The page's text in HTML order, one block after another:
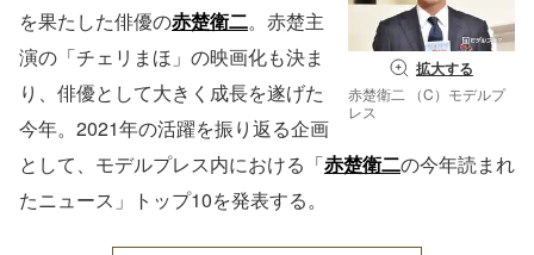
拡大する
赤楚衛二 （C）モデルプ
レス
を果たした俳優の赤楚衛二。赤楚主
演の「チェリまほ」の映画化も決ま
り、俳優として大きく成長を遂げた
今年。2021年の活躍を振り返る企画
として、モデルプレス内における「赤楚衛二の今年読まれ
たニュース」トップ10を発表する。